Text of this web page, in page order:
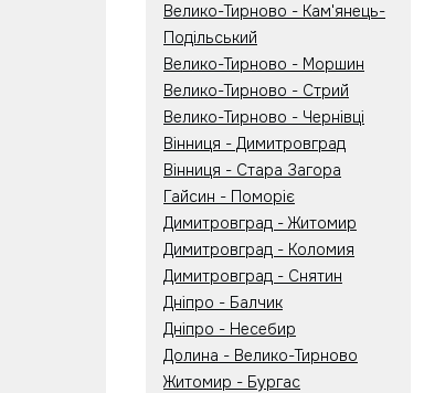
Велико-Тирново - Кам'янець-
Подільський
Велико-Тирново - Моршин
Велико-Тирново - Стрий
Велико-Тирново - Чернівці
Вінниця - Димитровград
Вінниця - Стара Загора
Гайсин - Поморіє
Димитровград - Житомир
Димитровград - Коломия
Димитровград - Снятин
Дніпро - Балчик
Дніпро - Несебир
Долина - Велико-Тирново
Житомир - Бургас